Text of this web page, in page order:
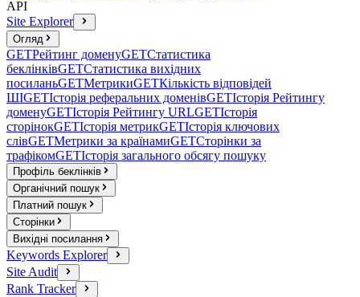
API
Site Explorer
Огляд
GETРейтинг доменуGETСтатистика
беклінківGETСтатистика вихідних
посиланьGETМетрикиGETКількість відповідей
ШІGETІсторія реферальних доменівGETІсторія Рейтингу
доменуGETІсторія Рейтингу URLGETІсторія
сторінокGETІсторія метрикGETІсторія ключових
слівGETМетрики за країнамиGETСторінки за
трафікомGETІсторія загального обсягу пошуку
Профіль беклінків
Органічний пошук
Платний пошук
Сторінки
Вихідні посилання
Keywords Explorer
Site Audit
Rank Tracker